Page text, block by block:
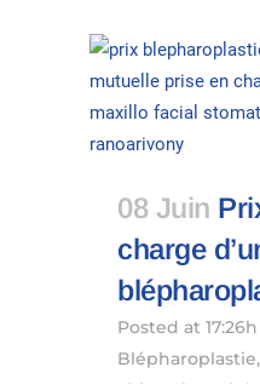
08 Juin
charge
Posted at 17:26h
Blépharoplastie,